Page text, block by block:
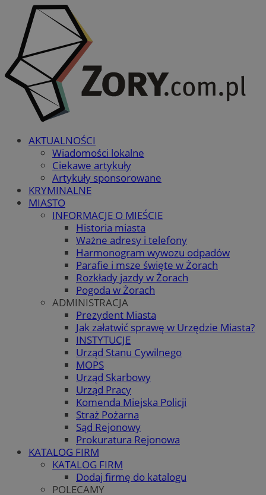
AKTUALNOŚCI
Wiadomości lokalne
Ciekawe artykuły
Artykuły sponsorowane
KRYMINALNE
MIASTO
INFORMACJE O MIEŚCIE
Historia miasta
Ważne adresy i telefony
Harmonogram wywozu odpadów
Parafie i msze święte w Żorach
Rozkłady jazdy w Żorach
Pogoda w Żorach
ADMINISTRACJA
Prezydent Miasta
Jak załatwić sprawę w Urzędzie Miasta?
INSTYTUCJE
Urząd Stanu Cywilnego
MOPS
Urząd Skarbowy
Urząd Pracy
Komenda Miejska Policji
Straż Pożarna
Sąd Rejonowy
Prokuratura Rejonowa
KATALOG FIRM
KATALOG FIRM
Dodaj firmę do katalogu
POLECAMY